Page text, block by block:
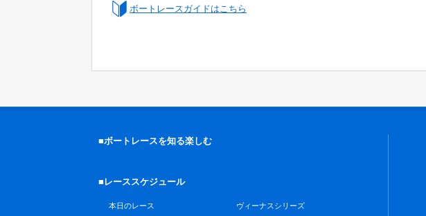
ボートレースガイドはこちら
■ボートレースを知る楽しむ
■レーススケジュール
本日のレース ヴィーナスシリーズ